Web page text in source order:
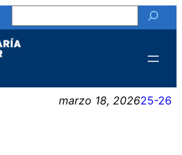
marzo 18, 202625-26